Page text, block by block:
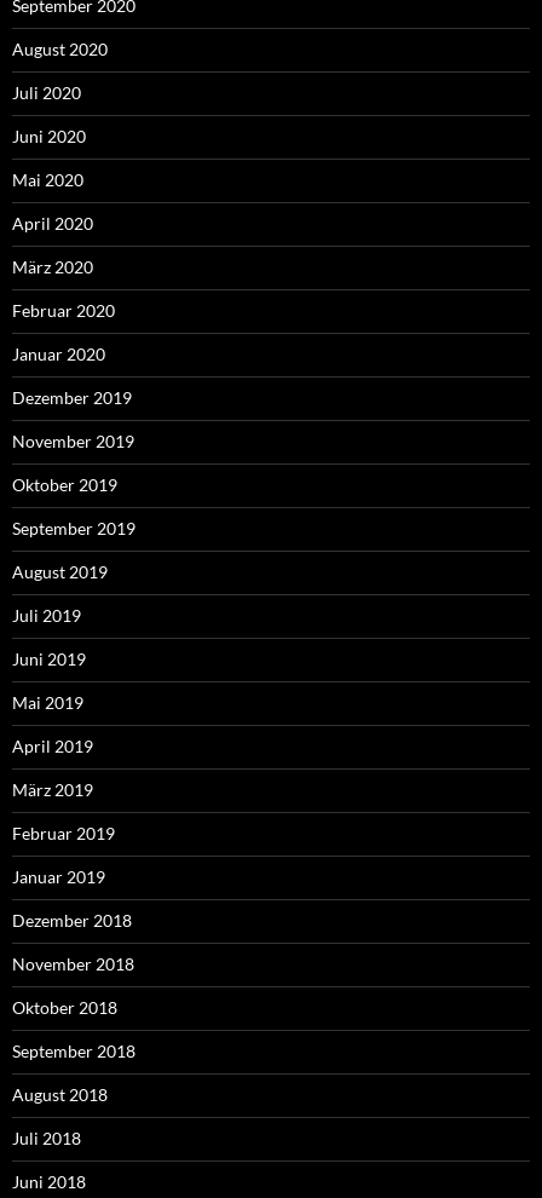
September 2020
August 2020
Juli 2020
Juni 2020
Mai 2020
April 2020
März 2020
Februar 2020
Januar 2020
Dezember 2019
November 2019
Oktober 2019
September 2019
August 2019
Juli 2019
Juni 2019
Mai 2019
April 2019
März 2019
Februar 2019
Januar 2019
Dezember 2018
November 2018
Oktober 2018
September 2018
August 2018
Juli 2018
Juni 2018